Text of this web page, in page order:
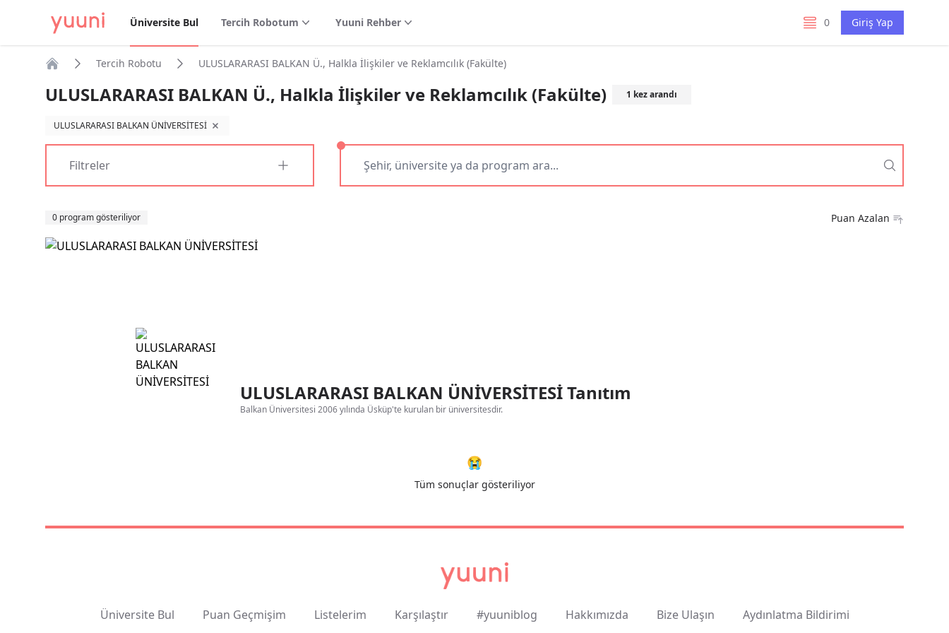
Üniversite Bul Tercih Robotum Yuuni Rehber 0
listelerim Giriş Yap
Tercih Robotu ULUSLARARASI BALKAN Ü., Halkla İlişkiler ve Reklamcılık (Fakülte)
ULUSLARARASI BALKAN Ü., Halkla İlişkiler ve Reklamcılık (Fakülte) 1 kez arandı
ULUSLARARASI BALKAN ÜNİVERSİTESİ filtreyi kaldır
Filtreler
0 program gösteriliyor Puan Azalan
ULUSLARARASI BALKAN ÜNİVERSİTESİ Tanıtım
Balkan Üniversitesi 2006 yılında Üsküp'te kurulan bir üniversitesdir.
😭
Tüm sonuçlar gösteriliyor
Üniversite Bul Puan Geçmişim Listelerim Karşılaştır #yuuniblog Hakkımızda Bize Ulaşın Aydınlatma Bildirimi